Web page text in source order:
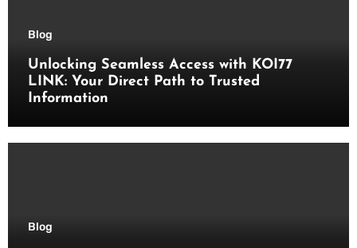
Blog
Unlocking Seamless Access with KOI77
LINK: Your Direct Path to Trusted
Information
Blog